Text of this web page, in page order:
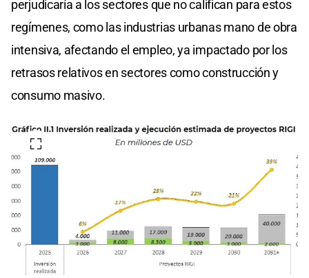
perjudicaría a los sectores que no califican para estos
regímenes, como las industrias urbanas mano de obra
intensiva, afectando el empleo, ya impactado por los
retrasos relativos en sectores como construcción y
consumo masivo.